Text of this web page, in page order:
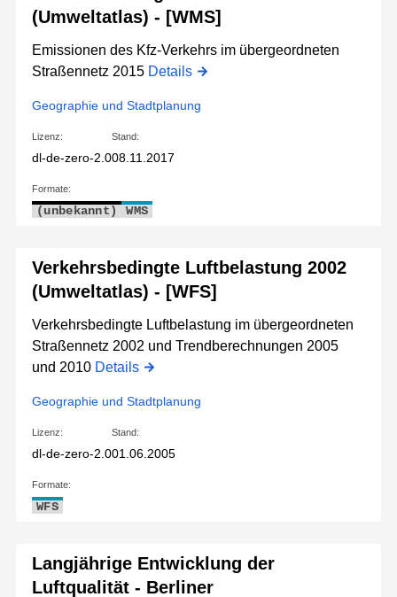
(Umweltatlas) - [WMS]
Emissionen des Kfz-Verkehrs im übergeordneten
Straßennetz 2015 Details
Geographie und Stadtplanung
Lizenz:
dl-de-zero-2.0
Stand:
08.11.2017
Formate:
(unbekannt) WMS
Verkehrsbedingte Luftbelastung 2002
(Umweltatlas) - [WFS]
Verkehrsbedingte Luftbelastung im übergeordneten
Straßennetz 2002 und Trendberechnungen 2005
und 2010 Details
Geographie und Stadtplanung
Lizenz:
dl-de-zero-2.0
Stand:
01.06.2005
Formate:
WFS
Langjährige Entwicklung der
Luftqualität - Berliner